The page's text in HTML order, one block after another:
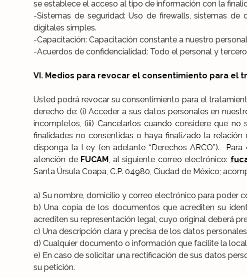
se establece el acceso al tipo de información con la
-Sistemas de seguridad: Uso de firewalls, sistemas
digitales simples.
-Capacitación: Capacitación constante a nuestro
-Acuerdos de confidencialidad: Todo el personal y
VI. Medios para revocar el consentimiento para el
Usted podrá revocar su consentimiento para el
derecho de: (i) Acceder a sus datos personales en
incompletos, (iii) Cancelarlos cuando considere que
finalidades no consentidas o haya finalizado la
disponga la Ley (en adelante “Derechos ARCO”).
atención de FUCAM, al siguiente correo electrónico:
Santa Úrsula Coapa, C.P. 04980, Ciudad de México;
a) Su nombre, domicilio y correo electrónico para poder
b) Una copia de los documentos que acrediten su
acrediten su representación legal, cuyo original deberá
c) Una descripción clara y precisa de los datos
d) Cualquier documento o información que facilite la
e) En caso de solicitar una rectificación de sus datos
su petición.